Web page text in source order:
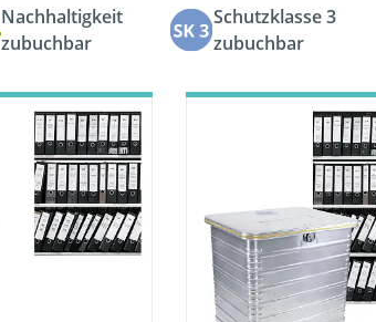
Nachhaltigkeit
zubuchbar
Schutzklasse 3
zubuchbar